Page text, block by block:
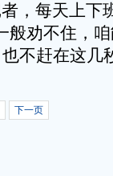
，每天上下
般劝不住，
不赶在这几
下一页